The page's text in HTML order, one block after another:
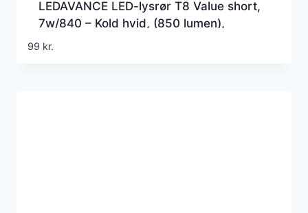
LEDAVANCE LED-lysrør T8 Value short,
7w/840 – Kold hvid, (850 lumen),
517mm, G5 (Erstatter 13w), HF
99 kr.